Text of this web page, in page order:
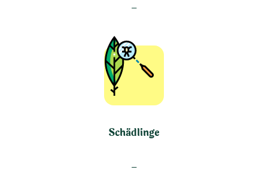
–
Schädlinge
–